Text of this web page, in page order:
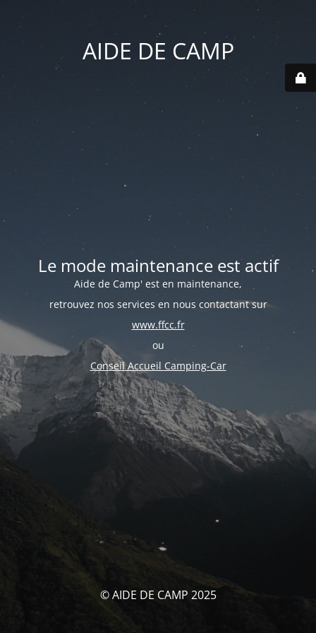
AIDE DE CAMP
Le mode maintenance est actif
Aide de Camp' est en maintenance,
retrouvez nos services en nous contactant sur
www.ffcc.fr
ou
Conseil Accueil Camping-Car
© AIDE DE CAMP 2025